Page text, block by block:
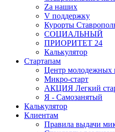
Za наших
V поддержку
Курорты
СОЦИАЛЬНЫЙ
ПРИОРИТЕТ 24
Калькулятор
Стартапам
Центр молодежных
Микро-старт
АКЦИЯ Легкий
Я - Самозанятый
Калькулятор
Клиентам
Правила выдачи